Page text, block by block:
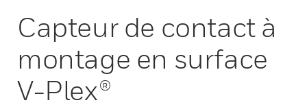
Capteur de contact à
montage en surface
V-Plex®